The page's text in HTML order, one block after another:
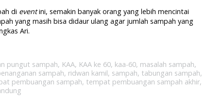
di eventini, semakin banyak orang yang lebih mencintai
yang masih bisa didaur ulang agar jumlah sampah yang
Ari.
pungut sampah, KAA, KAA ke 60, kaa-60, masalah sampah,
sampah, ridwan kamil, sampah, tabungan sampah,
pembuangan sampah, tempat pembuangan sampah akhir,